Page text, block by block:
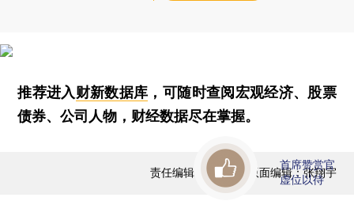
推荐进入财新数据库 ，可随时查阅宏观经济、股票
债券、公司人物，财经数据尽在掌握。
责任编辑：王兆洋 | 版面编辑：张翔宇
首席赞赏官
虚位以待